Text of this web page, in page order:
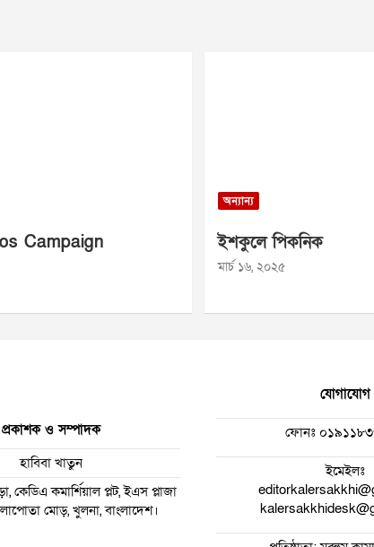
Campaign
অন্যান্য
ইশকুলে পিকনিক
মার্চ ১৬, ২০২৫
প্রকাশক ও সম্পাদক
হাবিবা খাতুন
কেডিএ কমার্শিয়াল প্লট, ইএস প্লাজা
মোড়, খুলনা, বাংলাদেশ।
যোগাযোগ
ফোনঃ
ইমেইলঃ